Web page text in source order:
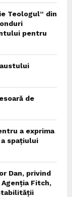
Teologul” din
pentru
de
a exprima
spațiului
Dan, privind
Fitch,